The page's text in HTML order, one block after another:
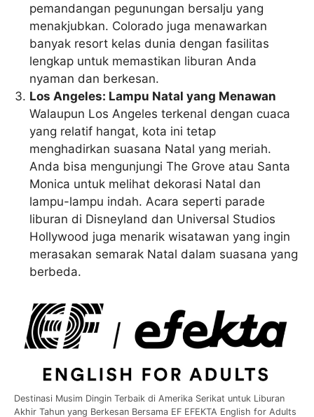
pemandangan pegunungan bersalju yang
menakjubkan. Colorado juga menawarkan
banyak resort kelas dunia dengan fasilitas
lengkap untuk memastikan liburan Anda
nyaman dan berkesan.
Los Angeles: Lampu Natal yang Menawan
Walaupun Los Angeles terkenal dengan cuaca
yang relatif hangat, kota ini tetap
menghadirkan suasana Natal yang meriah.
Anda bisa mengunjungi The Grove atau Santa
Monica untuk melihat dekorasi Natal dan
lampu-lampu indah. Acara seperti parade
liburan di Disneyland dan Universal Studios
Hollywood juga menarik wisatawan yang ingin
merasakan semarak Natal dalam suasana yang
berbeda.
Destinasi Musim Dingin Terbaik di Amerika Serikat untuk Liburan
Akhir Tahun yang Berkesan Bersama EF EFEKTA English for Adults